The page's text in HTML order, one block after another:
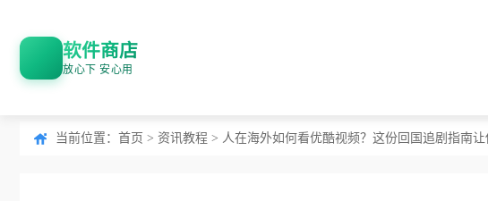
软件商店
放心下 安心用
当前位置： 首页 > 资讯教程 > 人在海外如何看优酷视频？这份回国追剧指南让